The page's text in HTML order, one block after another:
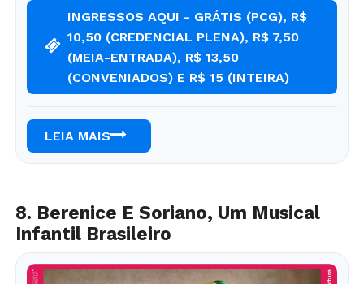
INGRESSOS AQUI - GRÁTIS (PCG), R$
10,50 (CREDENCIAL PLENA), R$ 7,50
(MEIA-ENTRADA), R$ 13,50
(CONVENIADOS) E R$ 15 (INTEIRA)
LEIA MAIS
8. Berenice E Soriano, Um Musical
Infantil Brasileiro